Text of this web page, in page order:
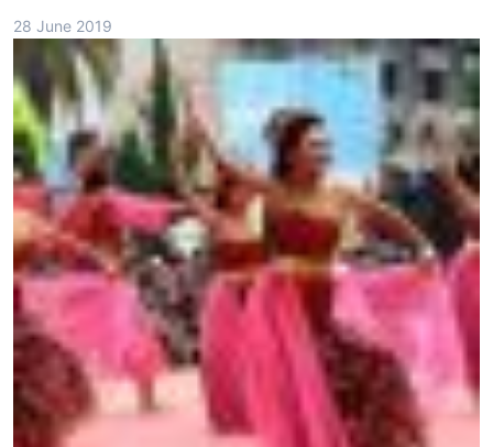
28 June 2019